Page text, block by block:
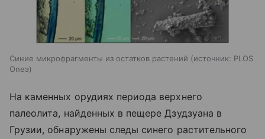
Синие микрофрагменты из остатков растений источник: PLOS
Oneэ
На каменных орудиях периода верхнего
палеолита, найденных в пещере Дзудзуана в
Грузии, обнаружены следы синего растительного